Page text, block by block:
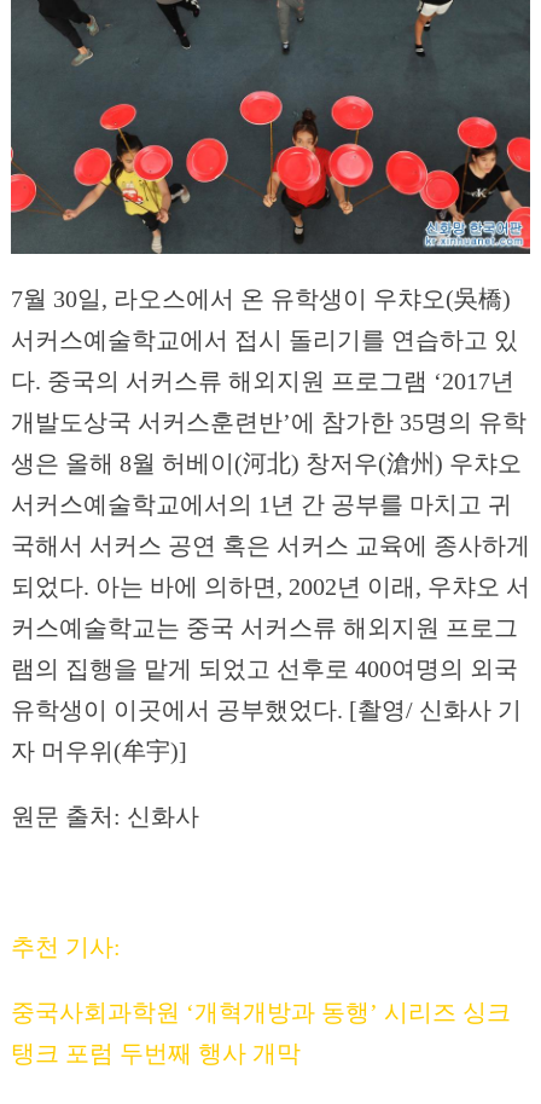
7월 30일, 라오스에서 온 유학생이 우챠오(吳橋)
서커스예술학교에서 접시 돌리기를 연습하고 있
다. 중국의 서커스류 해외지원 프로그램 ‘2017년
개발도상국 서커스훈련반’에 참가한 35명의 유학
생은 올해 8월 허베이(河北) 창저우(滄州) 우챠오
서커스예술학교에서의 1년 간 공부를 마치고 귀
국해서 서커스 공연 혹은 서커스 교육에 종사하게
되었다. 아는 바에 의하면, 2002년 이래, 우챠오 서
커스예술학교는 중국 서커스류 해외지원 프로그
램의 집행을 맡게 되었고 선후로 400여명의 외국
유학생이 이곳에서 공부했었다. [촬영/ 신화사 기
자 머우위(牟宇)]
원문 출처: 신화사
추천 기사:
중국사회과학원 ‘개혁개방과 동행’ 시리즈 싱크
탱크 포럼 두번째 행사 개막